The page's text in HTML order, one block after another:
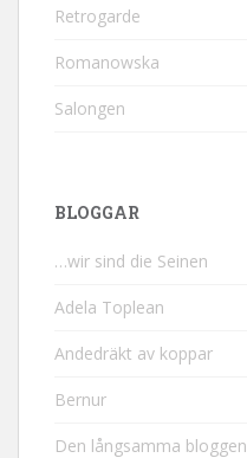
Retrogarde
Romanowska
Salongen
BLOGGAR
…wir sind die Seinen
Adela Toplean
Andedräkt av koppar
Bernur
Den långsamma bloggen